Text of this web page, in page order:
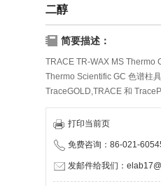
二醇
简要描述：
TRACE TR-WAX MS Thermo
Thermo Scientific GC 色谱柱
TraceGOLD,TRACE 和
到极性；不仅品质优良、性能
打印当前页
免费咨询：86-021-
发邮件给我们：